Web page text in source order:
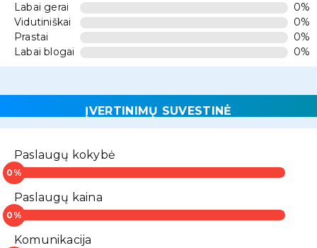
Labai gerai
0%
Vidutiniškai
0%
Prastai
0%
Labai blogai
0%
ĮVERTINIMŲ SUVESTINĖ
Paslaugų kokybė
Paslaugų kaina
Komunikacija